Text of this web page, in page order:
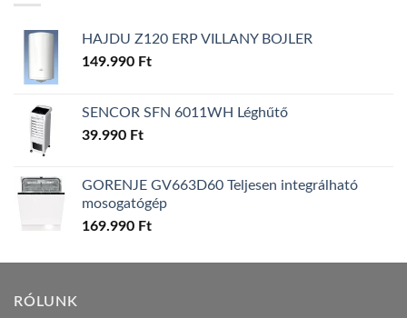
HAJDU Z120 ERP VILLANY BOJLER
149.990 Ft
SENCOR SFN 6011WH Léghűtő
39.990 Ft
GORENJE GV663D60 Teljesen integrálható
mosogatógép
169.990 Ft
RÓLUNK